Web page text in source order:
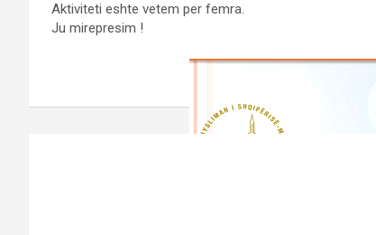
Aktiviteti eshte vetem per femra.
Ju mirepresim !